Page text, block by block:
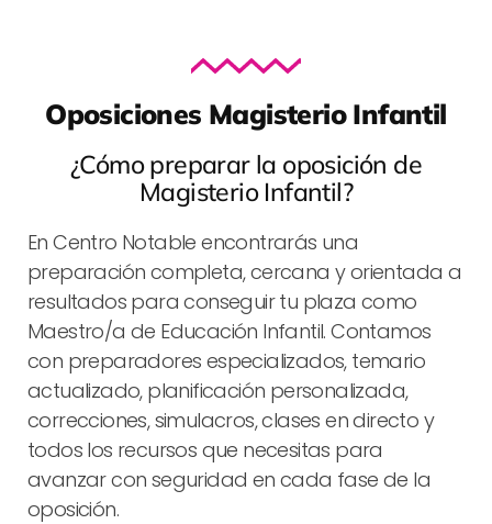
Oposiciones Magisterio Infantil
¿Cómo preparar la oposición de
Magisterio Infantil?
En Centro Notable encontrarás una
preparación completa, cercana y orientada a
resultados para conseguir tu plaza como
Maestro/a de Educación Infantil. Contamos
con preparadores especializados, temario
actualizado, planificación personalizada,
correcciones, simulacros, clases en directo y
todos los recursos que necesitas para
avanzar con seguridad en cada fase de la
oposición.